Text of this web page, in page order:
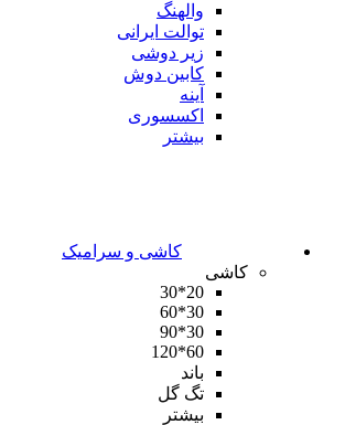
والهنگ
توالت ایرانی
زیر دوشی
کابین دوش
آینه
اکسسوری
بیشتر
کاشی و سرامیک
کاشی
20*30
30*60
30*90
60*120
باند
تگ گل
بیشتر